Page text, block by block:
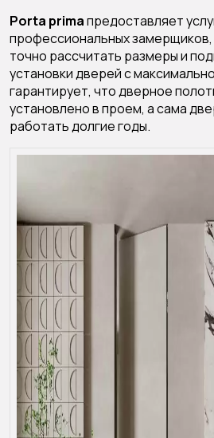
Porta primaпредоставляет
профессиональных
точно рассчитать размеры и
установки дверей с
гарантирует, что дверное
установлено в проем, а сама
работать долгие годы.